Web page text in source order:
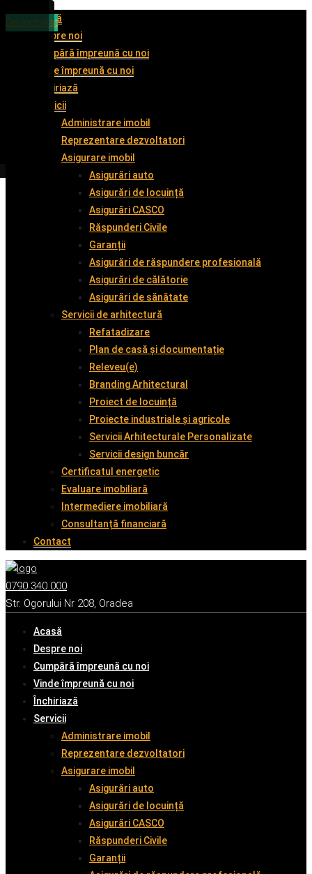
Acasă
Despre noi
Cumpără împreună cu noi
Vinde împreună cu noi
Închiriază
Servicii
Administrare imobil
Reprezentare dezvoltatori
Asigurare imobil
Asigurări auto
Asigurări de locuință
Asigurări CASCO
Răspunderi Civile
Garanții
Asigurări de răspundere profesională
Asigurări de călătorie
Asigurări de sănătate
Servicii de arhitectură
Refatadizare
Plan de casă și documentație
Releveu(e)
Branding Arhitectural
Proiect de locuință
Proiecte industriale și agricole
Servicii Arhitecturale Personalizate
Servicii design buncăr
Certificatul energetic
Evaluare imobiliară
Intermediere imobiliară
Consultanță financiară
Contact
0790 340 000
Str. Ogorului Nr 208, Oradea
Acasă
Despre noi
Cumpără împreună cu noi
Vinde împreună cu noi
Închiriază
Servicii
Administrare imobil
Reprezentare dezvoltatori
Asigurare imobil
Asigurări auto
Asigurări de locuință
Asigurări CASCO
Răspunderi Civile
Garanții
De închiriat
De închiriat
De închiriat
De închiriat